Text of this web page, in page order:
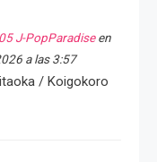
J-PopParadiseen
a las 3:57
/ Koigokoro